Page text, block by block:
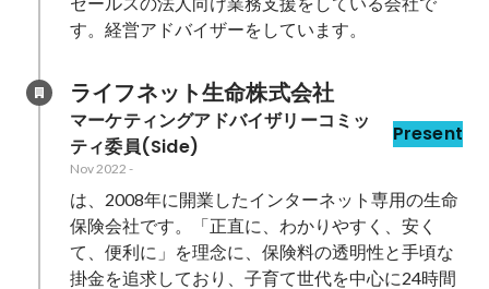
す。経営アドバイザーをしています。
ライフネット生命株式会社
マーケティングアドバイザリーコミッ
ティ委員(Side)
Present
Nov 2022 -
は、2008年に開業したインターネット専用の生命
保険会社です。「正直に、わかりやすく、安く
て、便利に」を理念に、保険料の透明性と手頃な
掛金を追求しており、子育て世代を中心に24時間